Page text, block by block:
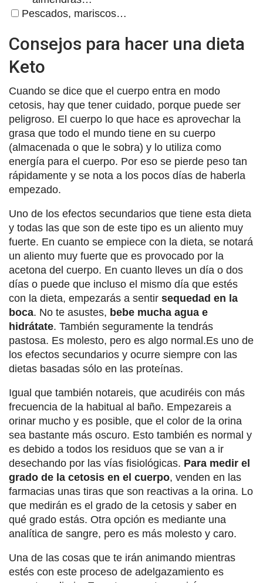
Pescados, mariscos…
Consejos para hacer una dieta
Keto
Cuando se dice que el cuerpo entra en modo
cetosis, hay que tener cuidado, porque puede ser
peligroso. El cuerpo lo que hace es aprovechar la
grasa que todo el mundo tiene en su cuerpo
(almacenada o que le sobra) y lo utiliza como
energía para el cuerpo. Por eso se pierde peso tan
rápidamente y se nota a los pocos días de haberla
empezado.
Uno de los efectos secundarios que tiene esta dieta
y todas las que son de este tipo es un aliento muy
fuerte. En cuanto se empiece con la dieta, se notará
un aliento muy fuerte que es provocado por la
acetona del cuerpo. En cuanto lleves un día o dos
días o puede que incluso el mismo día que estés
con la dieta, empezarás a sentir sequedad en la
boca. No te asustes, bebe mucha agua e
hidrátate. También seguramente la tendrás
pastosa. Es molesto, pero es algo normal.Es uno de
los efectos secundarios y ocurre siempre con las
dietas basadas sólo en las proteínas.
Igual que también notareis, que acudiréis con más
frecuencia de la habitual al baño. Empezareis a
orinar mucho y es posible, que el color de la orina
sea bastante más oscuro. Esto también es normal y
es debido a todos los residuos que se van a ir
desechando por las vías fisiológicas. Para medir el
grado de la cetosis en el cuerpo, venden en las
farmacias unas tiras que son reactivas a la orina. Lo
que medirán es el grado de la cetosis y saber en
qué grado estás. Otra opción es mediante una
analítica de sangre, pero es más molesto y caro.
Una de las cosas que te irán animando mientras
estés con este proceso de adelgazamiento es